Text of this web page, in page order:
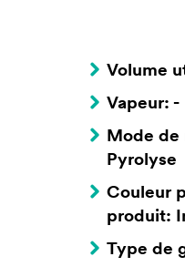
Volume
Vapeur: -
Mode de
Pyrolyse
Couleur
produit:
Type de